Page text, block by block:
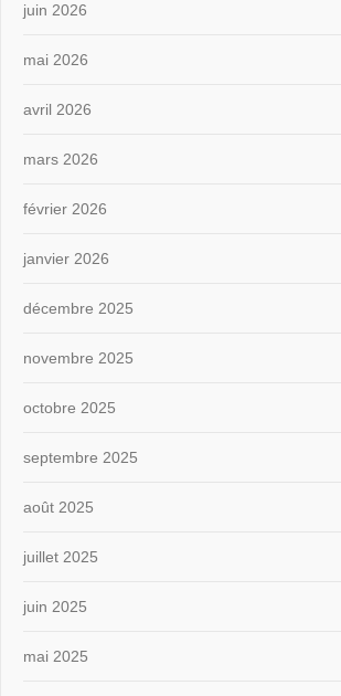
juin 2026
mai 2026
avril 2026
mars 2026
février 2026
janvier 2026
décembre 2025
novembre 2025
octobre 2025
septembre 2025
août 2025
juillet 2025
juin 2025
mai 2025